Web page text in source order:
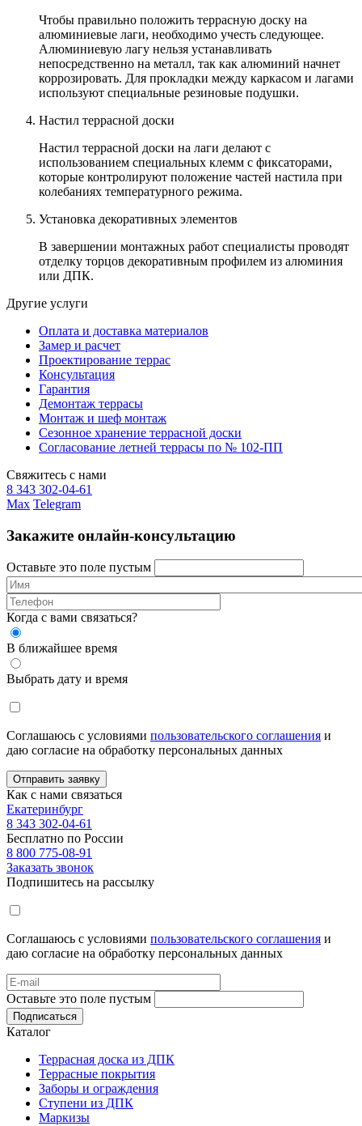
Чтобы правильно положить террасную доску на
алюминиевые лаги, необходимо учесть следующее.
Алюминиевую лагу нельзя устанавливать
непосредственно на металл, так как алюминий начнет
коррозировать. Для прокладки между каркасом и лагами
используют специальные резиновые подушки.
Настил террасной доски
Настил террасной доски на лаги делают с
использованием специальных клемм с фиксаторами,
которые контролируют положение частей настила при
колебаниях температурного режима.
Установка декоративных элементов
В завершении монтажных работ специалисты проводят
отделку торцов декоративным профилем из алюминия
или ДПК.
Другие услуги
Оплата и доставка материалов
Замер и расчет
Проектирование террас
Консультация
Гарантия
Демонтаж террасы
Монтаж и шеф монтаж
Сезонное хранение террасной доски
Согласование летней террасы по № 102-ПП
Свяжитесь с нами
8 343 302-04-61
Max Telegram
Закажите онлайн-консультацию
Оставьте это поле пустым
Когда с вами связаться?
В ближайшее время
Выбрать дату и время
Соглашаюсь с условиями пользовательского соглашения и
даю согласие на обработку персональных данных
Отправить заявку
Как с нами связаться
Екатеринбург
8 343 302-04-61
Бесплатно по России
8 800 775-08-91
Заказать звонок
Подпишитесь на рассылку
Соглашаюсь с условиями пользовательского соглашения и
даю согласие на обработку персональных данных
Оставьте это поле пустым
Подписаться
Каталог
Террасная доска из ДПК
Террасные покрытия
Заборы и ограждения
Ступени из ДПК
Маркизы